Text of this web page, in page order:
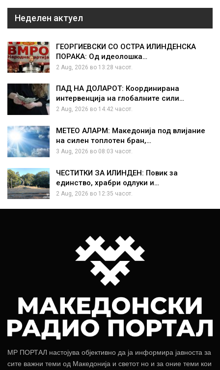
Неделен актуел
ГЕОРГИЕВСКИ СО ОСТРА ИЛИНДЕНСКА
ПОРАКА: Од идеолошка…
2 Aug, 2026 во 13:28 часот.
ПАД НА ДОЛАРОТ: Координирана
интервенција на глобалните сили…
2 Aug, 2026 во 14:42 часот.
МЕТЕО АЛАРМ: Македонија под влијание
на силен топлотен бран,…
3 Aug, 2026 во 08:03 часот.
ЧЕСТИТКИ ЗА ИЛИНДЕН: Повик за
единство, храбри одлуки и…
2 Aug, 2026 во 12:35 часот.
МР ПОРТАЛ настојува објективно да ја информира јавноста за
сите важни теми од Македонија и светот но и за оние теми кои